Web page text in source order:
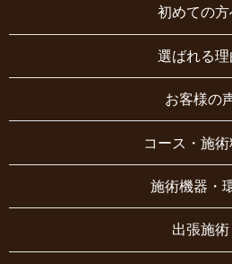
初めての方
選ばれる理
お客様の
コース・施術
施術機器・
出張施術